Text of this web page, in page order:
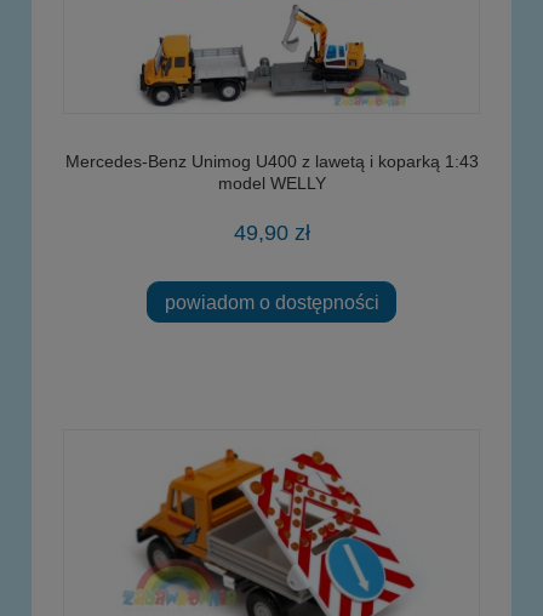
Mercedes-Benz Unimog U400 z lawetą i koparką 1:43
model WELLY
49,90 zł
powiadom o dostępności